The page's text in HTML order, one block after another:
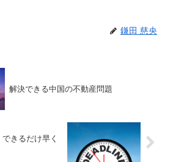
鎌田 慈央
解決できる中国の不動産問題
きるだけ早く